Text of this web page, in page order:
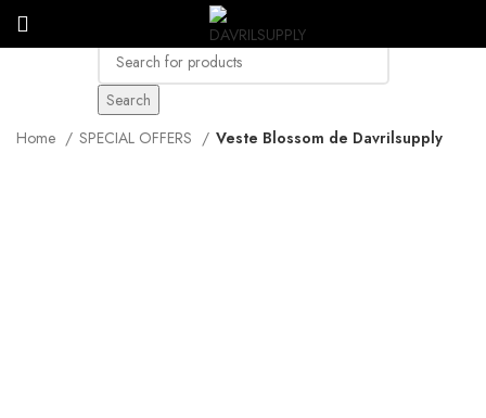
Search
Home
SPECIAL OFFERS Veste Blossom de Davrilsupply